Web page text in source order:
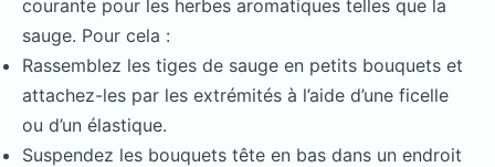
courante pour les herbes aromatiques telles que la
sauge. Pour cela :
Rassemblez les tiges de sauge en petits bouquets et
attachez-les par les extrémités à l’aide d’une ficelle
ou d’un élastique.
Suspendez les bouquets tête en bas dans un endroit